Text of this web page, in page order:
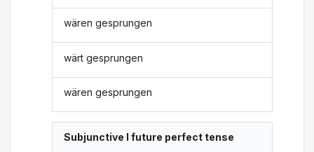
wären gesprungen
wärt gesprungen
wären gesprungen
Subjunctive I future perfect tense